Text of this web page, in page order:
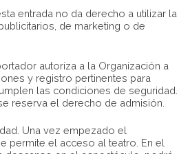
entrada no da derecho a utilizar la
de marketing o de
autoriza a la Organización a
y registro pertinentes para
las condiciones de seguridad.
reserva el derecho de admisión.
Una vez empezado el
permite el acceso al teatro. En el